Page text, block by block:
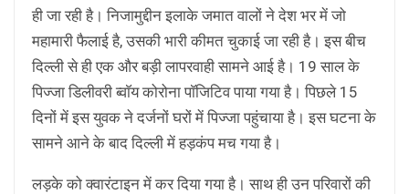
ही जा रही है। निजामुद्दीन इलाके जमात वालों ने देश भर में जो
महामारी फैलाई है, उसकी भारी कीमत चुकाई जा रही है। इस बीच
दिल्ली से ही एक और बड़ी लापरवाही सामने आई है। 19 साल के
पिज्जा डिलीवरी ब्वाॅय कोरोना पाॅजिटिव पाया गया है। पिछले 15
दिनों में इस युवक ने दर्जनों घरों में पिज्जा पहुंचाया है। इस घटना के
सामने आने के बाद दिल्ली में हड़कंप मच गया है।
लड़के को क्वारंटाइन में कर दिया गया है। साथ ही उन परिवारों की